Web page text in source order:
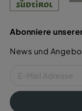
Abonniere
News und